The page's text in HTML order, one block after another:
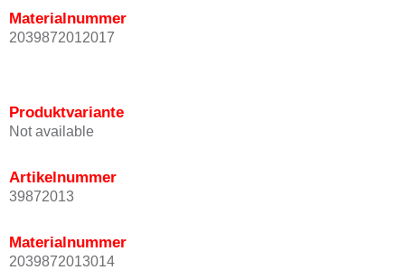
Materialnummer
2039872012017
Produktvariante
Not available
Artikelnummer
39872013
Materialnummer
2039872013014